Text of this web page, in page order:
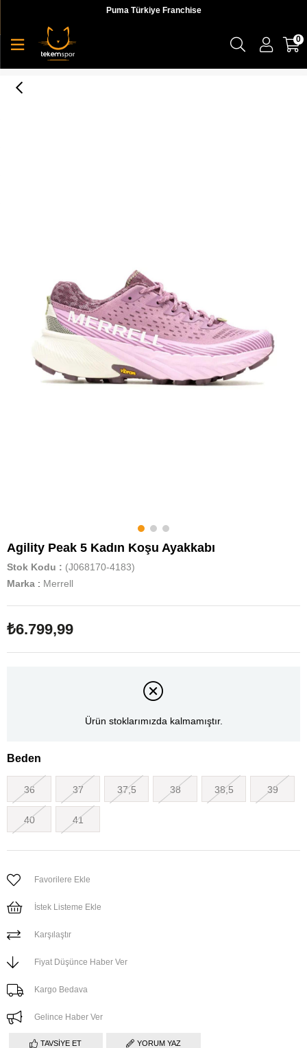
Puma Türkiye Franchise
0
Agility Peak 5 Kadın Koşu Ayakkabı
Stok Kodu
(J068170-4183)
Marka : Merrell
₺6.799,99
Ürün stoklarımızda kalmamıştır.
Beden
36 37 37,5 38 38,5 39
40 41
Favorilere Ekle
İstek Listeme Ekle
Karşılaştır
Fiyat Düşünce Haber Ver
Kargo Bedava
Gelince Haber Ver
TAVSIYE ET YORUM YAZ